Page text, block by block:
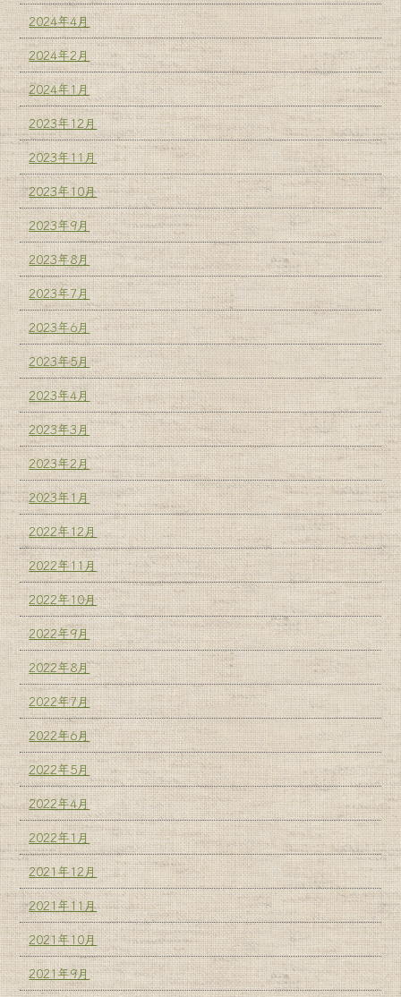
2024年4月
2024年2月
2024年1月
2023年12月
2023年11月
2023年10月
2023年9月
2023年8月
2023年7月
2023年6月
2023年5月
2023年4月
2023年3月
2023年2月
2023年1月
2022年12月
2022年11月
2022年10月
2022年9月
2022年8月
2022年7月
2022年6月
2022年5月
2022年4月
2022年1月
2021年12月
2021年11月
2021年10月
2021年9月